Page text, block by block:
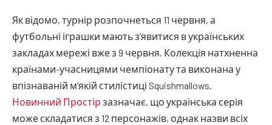
Як відомо, турнір розпочнеться 11 червня, а
футбольні іграшки мають з’явитися в українських
закладах мережі вже з 9 червня. Колекція натхненна
країнами-учасницями чемпіонату та виконана у
впізнаваній м’якій стилістиці Squishmallows.
Новинний Простір зазначає, що українська серія
може складатися з 12 персонажів, однак назви всіх